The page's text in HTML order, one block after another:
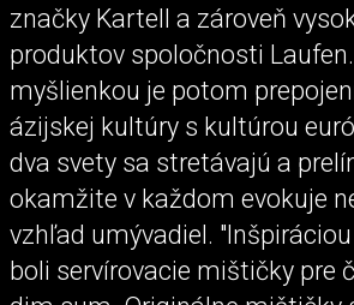
značky Kartell a zároveň
produktov spoločnosti
myšlienkou je potom
ázijskej kultúry s kultúrou
dva svety sa stretávajú a
okamžite v každom evokuje
vzhľad umývadiel.
boli servírovacie mištičky pre